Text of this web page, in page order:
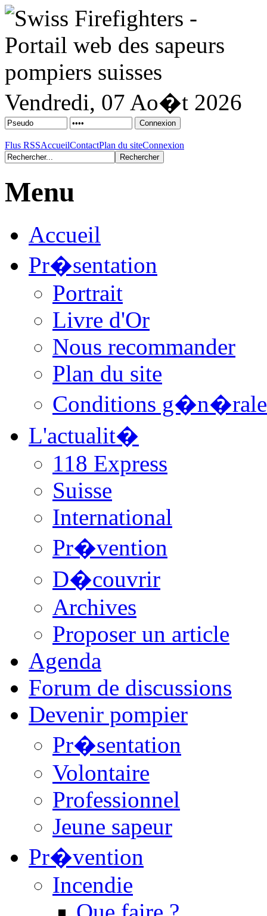
Vendredi, 07 Ao�t 2026
Flus RSSAccueilContactPlan du siteConnexion
Menu
Accueil
Pr�sentation
Portrait
Livre d'Or
Nous recommander
Plan du site
Conditions
L'actualit�
118 Express
Suisse
International
Pr�vention
D�couvrir
Archives
Proposer un article
Agenda
Forum de discussions
Devenir pompier
Pr�sentation
Volontaire
Professionnel
Jeune sapeur
Pr�vention
Incendie